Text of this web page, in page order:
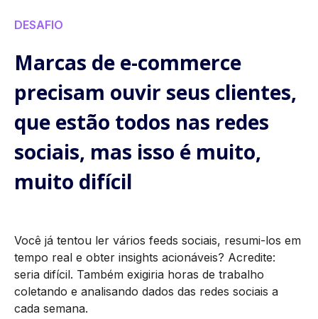
DESAFIO
Marcas de e-commerce
precisam ouvir seus clientes,
que estão todos nas redes
sociais, mas isso é muito,
muito difícil
Você já tentou ler vários feeds sociais, resumi-los em
tempo real e obter insights acionáveis? Acredite:
seria difícil. Também exigiria horas de trabalho
coletando e analisando dados das redes sociais a
cada semana.